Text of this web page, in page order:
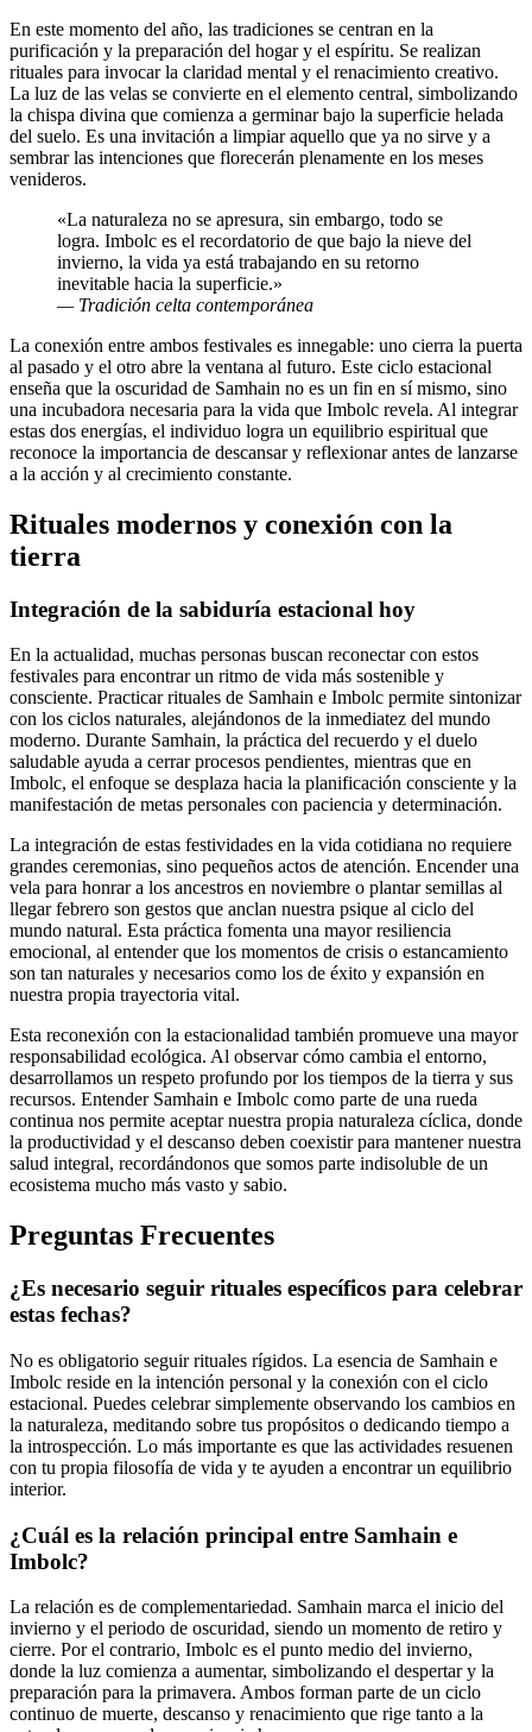
En este momento del año, las tradiciones se centran en la
purificación y la preparación del hogar y el espíritu. Se realizan
rituales para invocar la claridad mental y el renacimiento creativo.
La luz de las velas se convierte en el elemento central, simbolizando
la chispa divina que comienza a germinar bajo la superficie helada
del suelo. Es una invitación a limpiar aquello que ya no sirve y a
sembrar las intenciones que florecerán plenamente en los meses
venideros.
«La naturaleza no se apresura, sin embargo, todo se
logra. Imbolc es el recordatorio de que bajo la nieve del
invierno, la vida ya está trabajando en su retorno
inevitable hacia la superficie.»
— Tradición celta contemporánea
La conexión entre ambos festivales es innegable: uno cierra la puerta
al pasado y el otro abre la ventana al futuro. Este ciclo estacional
enseña que la oscuridad de Samhain no es un fin en sí mismo, sino
una incubadora necesaria para la vida que Imbolc revela. Al integrar
estas dos energías, el individuo logra un equilibrio espiritual que
reconoce la importancia de descansar y reflexionar antes de lanzarse
a la acción y al crecimiento constante.
Rituales modernos y conexión con la
tierra
Integración de la sabiduría estacional hoy
En la actualidad, muchas personas buscan reconectar con estos
festivales para encontrar un ritmo de vida más sostenible y
consciente. Practicar rituales de Samhain e Imbolc permite sintonizar
con los ciclos naturales, alejándonos de la inmediatez del mundo
moderno. Durante Samhain, la práctica del recuerdo y el duelo
saludable ayuda a cerrar procesos pendientes, mientras que en
Imbolc, el enfoque se desplaza hacia la planificación consciente y la
manifestación de metas personales con paciencia y determinación.
La integración de estas festividades en la vida cotidiana no requiere
grandes ceremonias, sino pequeños actos de atención. Encender una
vela para honrar a los ancestros en noviembre o plantar semillas al
llegar febrero son gestos que anclan nuestra psique al ciclo del
mundo natural. Esta práctica fomenta una mayor resiliencia
emocional, al entender que los momentos de crisis o estancamiento
son tan naturales y necesarios como los de éxito y expansión en
nuestra propia trayectoria vital.
Esta reconexión con la estacionalidad también promueve una mayor
responsabilidad ecológica. Al observar cómo cambia el entorno,
desarrollamos un respeto profundo por los tiempos de la tierra y sus
recursos. Entender Samhain e Imbolc como parte de una rueda
continua nos permite aceptar nuestra propia naturaleza cíclica, donde
la productividad y el descanso deben coexistir para mantener nuestra
salud integral, recordándonos que somos parte indisoluble de un
ecosistema mucho más vasto y sabio.
Preguntas Frecuentes
¿Es necesario seguir rituales específicos para celebrar
estas fechas?
No es obligatorio seguir rituales rígidos. La esencia de Samhain e
Imbolc reside en la intención personal y la conexión con el ciclo
estacional. Puedes celebrar simplemente observando los cambios en
la naturaleza, meditando sobre tus propósitos o dedicando tiempo a
la introspección. Lo más importante es que las actividades resuenen
con tu propia filosofía de vida y te ayuden a encontrar un equilibrio
interior.
¿Cuál es la relación principal entre Samhain e
Imbolc?
La relación es de complementariedad. Samhain marca el inicio del
invierno y el periodo de oscuridad, siendo un momento de retiro y
cierre. Por el contrario, Imbolc es el punto medio del invierno,
donde la luz comienza a aumentar, simbolizando el despertar y la
preparación para la primavera. Ambos forman parte de un ciclo
continuo de muerte, descanso y renacimiento que rige tanto a la